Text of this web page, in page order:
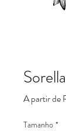
A partir de
Tamanho *